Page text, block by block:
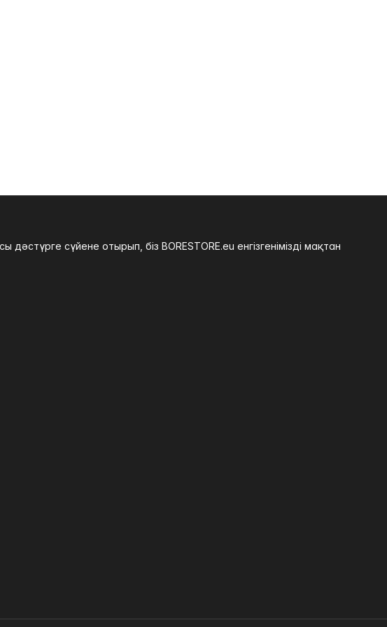
сүйене отырып, біз BORESTORE.eu енгізгенімізді мақтан